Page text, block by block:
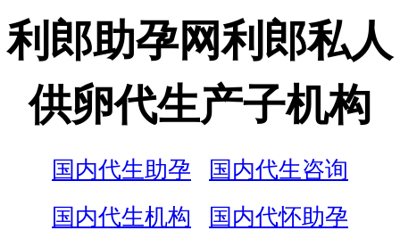
利郎助孕网利郎私人
供卵代生产子机构
国内代生助孕
国内代生咨询
国内代生机构
国内代怀助孕